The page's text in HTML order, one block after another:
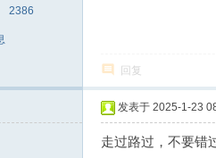
2386
回复
发表于 2025-1-23
走过路过，不要错